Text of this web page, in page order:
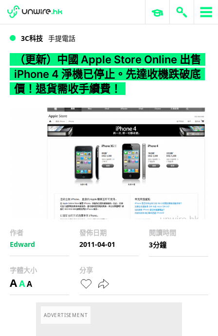
WWDC 2026 ERP 與商業 AI
3C科技 手提電話
（更新）中國 Apple Store Online 出售
iPhone 4 淨機已停止。先達收機跌破底
價！退貨需收手續費！
作者
Edward
發佈日期
2011-04-01
閱讀時間
3分鐘
字體大小
AAA
分享
ADVERTISEMENT